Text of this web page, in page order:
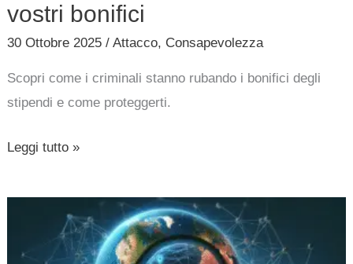
vostri bonifici
30 Ottobre 2025/Attacco, Consapevolezza
Scopri come i criminali stanno rubando i bonifici degli
stipendi e come proteggerti.
Leggi tutto »
SEO